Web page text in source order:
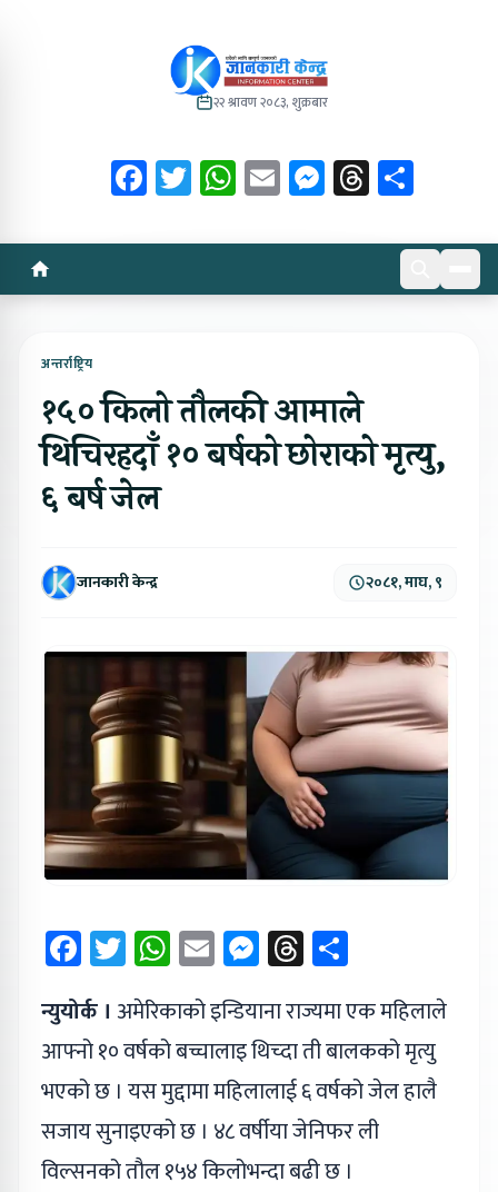
२२ श्रावण २०८३, शुक्रबार
Facebook
Twitter
WhatsApp
EmailMessenger
Threads
अन्तर्राष्ट्रिय
१५० किलो तौलकी आमाले
थिचिरहदाँ १० बर्षको छोराको मृत्यु,
६ बर्ष जेल
जानकारी केन्द्र २०८१, माघ, ९
Facebook
Twitter
WhatsApp
EmailMessenger
Threads
न्युयोर्क । अमेरिकाको इन्डियाना राज्यमा एक महिलाले
आफ्नो १० वर्षको बच्चालाइ थिच्दा ती बालकको मृत्यु
भएको छ । यस मुद्दामा महिलालाई ६ वर्षको जेल हालै
सजाय सुनाइएको छ । ४८ वर्षीया जेनिफर ली
विल्सनको तौल १५४ किलोभन्दा बढी छ ।